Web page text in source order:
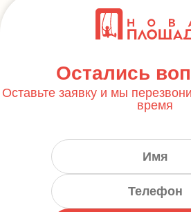
Остались
Оставьте заявку и мы
время